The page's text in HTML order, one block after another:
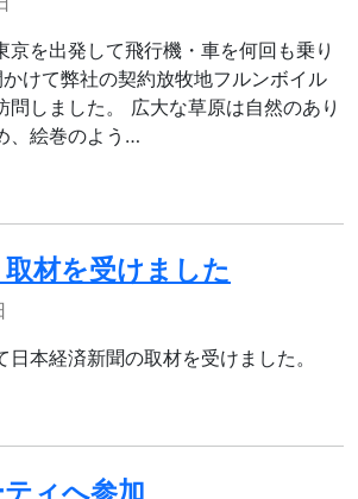
京を出発して飛行機・車を何回も乗り
けて弊社の契約放牧地フルンボイル
問しました。 広大な草原は自然のあり
、絵巻のよう…
材を受けました
本経済新聞の取材を受けました。
ィへ参加